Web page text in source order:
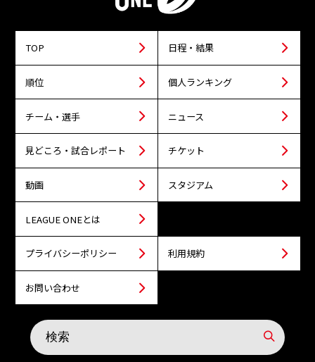
TOP 日程・結果
順位 個人ランキング
チーム・選手 ニュース
見どころ・試合レポート チケット
動画 スタジアム
LEAGUE ONEとは
プライバシーポリシー 利用規約
お問い合わせ